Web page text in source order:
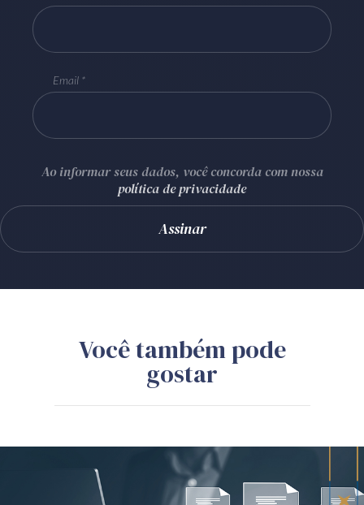
Email
Ao informar seus dados, você concorda com nossa
política de privacidade
Você também pode
gostar